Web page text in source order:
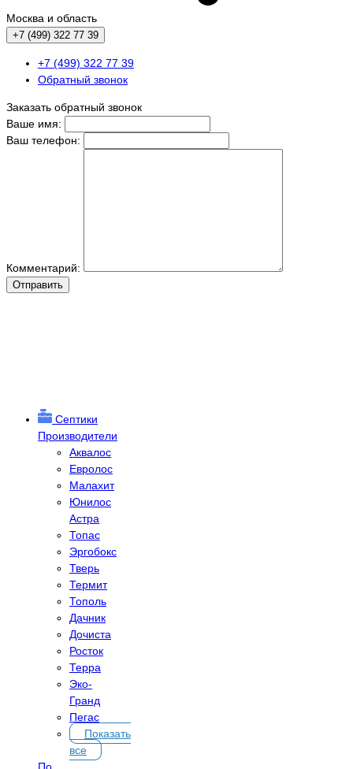
Москва и область
+7 (499) 322 77 39
+7 (499) 322 77 39
Обратный звонок
Заказать обратный звонок
Ваше имя:
Ваш телефон:
Комментарий:
Отправить
Септики
Производители
Аквалос
Евролос
Малахит
Юнилос
Астра
Топас
Эргобокс
Тверь
Термит
Тополь
Дачник
Дочиста
Росток
Терра
Эко-
Гранд
Пегас
Показать
все
По